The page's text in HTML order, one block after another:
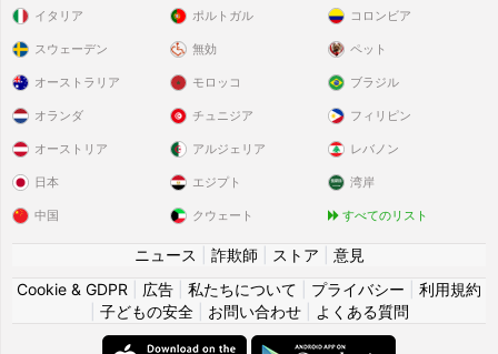
イタリア
スウェーデン
ポルトガル
無効
コロンビア
ペット
オーストラリア
オランダ
オーストリア
日本
中国
モロッコ
チュニジア
アルジェリア
エジプト
クウェート
ブラジル
フィリピン
レバノン
湾岸
すべてのリスト
ニュース 詐欺師 ストア
意見
Cookie & GDPR
広告 私たちについて プライバシー
利用規約
子どもの安全| お問い合わせ| よくある質問